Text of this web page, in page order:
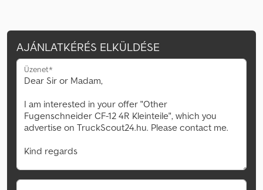
AJÁNLATKÉRÉS ELKÜLDÉSE
Üzenet*